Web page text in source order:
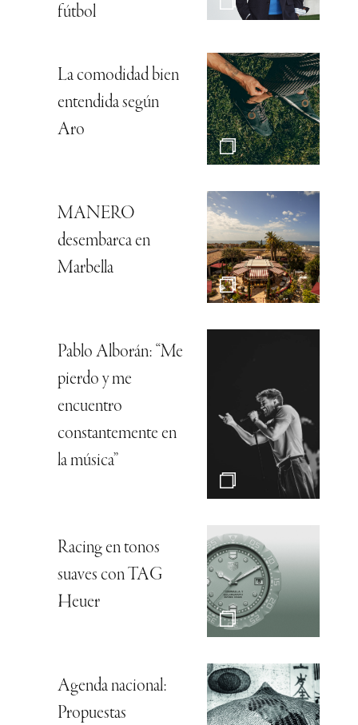
fútbol
La comodidad bien
entendida según
Aro
MANERO
desembarca en
Marbella
Pablo Alborán: “Me
pierdo y me
encuentro
constantemente en
la música”
Racing en tonos
suaves con TAG
Heuer
Agenda nacional:
Propuestas